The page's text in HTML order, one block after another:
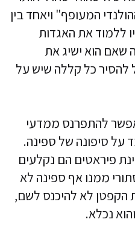
המעופף" ויאחד בין
ללמוד את האגדות
שאם הוא ישיג את
להסיר כל קללה שיש על
במאה ה-17 אי אפשר להתפרנס ממדעי
על סיפונה של ספינה.
פיראטים הם נקלעים
ממנו אף ספינה לא
הקפטן לא להיכנס לשם,
נכלא.